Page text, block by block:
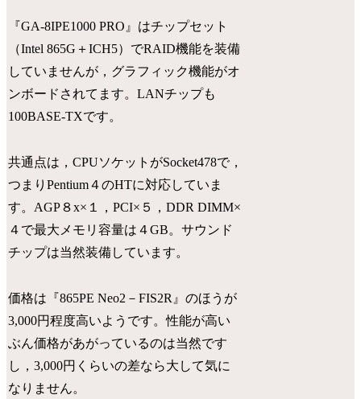
『GA-8IPE1000 PRO』はチップセット
（Intel 865G＋ICH5）でRAID機能を装備
していませんが，グラフィック機能がオ
ンボードされてます。LANチップも
100BASE-TXです。
共通点は，CPUソケットがSocket478で，
つまりPentium４のHTに対応していま
す。AGP８x×１，PCI×５，DDR DIMM×
４で最大メモリ容量は４GB。サウンド
チップは当然装備しています。
価格は『865PE Neo2－FIS2R』のほうが
3,000円程度高いようです。性能が高い
ぶん価格があがっているのは当然です
し，3,000円くらいの差なら大して気に
なりません。